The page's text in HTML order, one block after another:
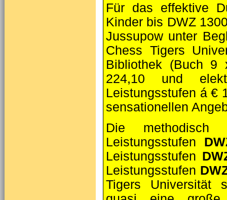
Für das effektive
Kinder bis DWZ
Jussupow unter
Chess Tigers
Bibliothek (Buch
224,10 und
Leistungsstufen á €
sensationellen
Die methodisch
Leistungsstufen
Leistungsstufen
Leistungsstufen
Tigers Universität